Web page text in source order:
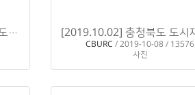
[2019.10.02] 제1회 충청북도 도시재생 정책세미나 개최 H
CBURC / 2019-10-08 / 13576
사진